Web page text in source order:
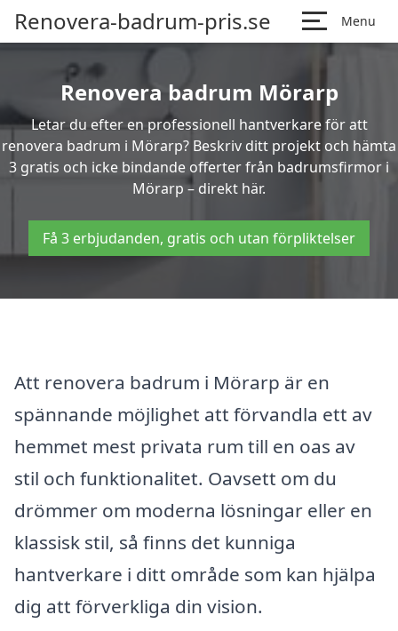
Renovera-badrum-pris.se Menu
Renovera badrum Mörarp
Letar du efter en professionell hantverkare för att
renovera badrum i Mörarp? Beskriv ditt projekt och hämta
3 gratis och icke bindande offerter från badrumsfirmor i
Mörarp – direkt här.
Få 3 erbjudanden, gratis och utan förpliktelser
Att renovera badrum i Mörarp är en
spännande möjlighet att förvandla ett av
hemmet mest privata rum till en oas av
stil och funktionalitet. Oavsett om du
drömmer om moderna lösningar eller en
klassisk stil, så finns det kunniga
hantverkare i ditt område som kan hjälpa
dig att förverkliga din vision.